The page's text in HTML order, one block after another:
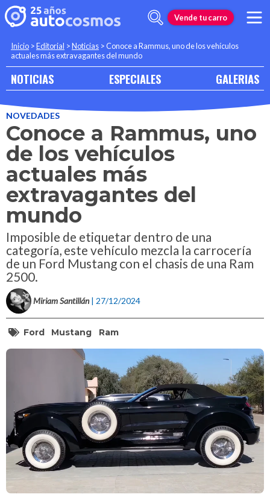
Vende tu carro
Inicio >Editorial >Noticias >Conoce a Rammus, uno de los vehículos
actuales más extravagantes del mundo
NOTICIAS ESPECIALES GALERIAS
NOVEDADES
Conoce a Rammus, uno
de los vehículos
actuales más
extravagantes del
mundo
Imposible de etiquetar dentro de una
categoría, este vehículo mezcla la carrocería
de un Ford Mustang con el chasis de una Ram
2500.
Miriam Santillán | 27/12/2024
Ford Mustang Ram